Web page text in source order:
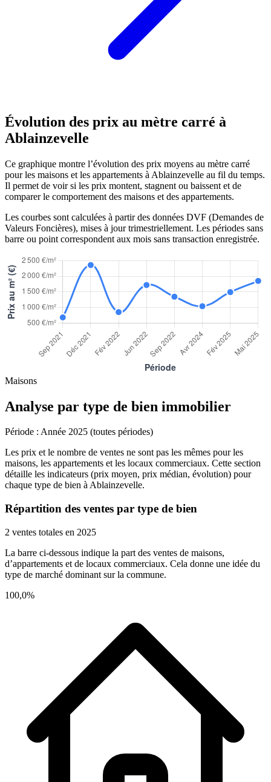
Évolution des prix au mètre carré à
Ablainzevelle
Ce graphique montre l’évolution des prix moyens au mètre carré
pour les maisons et les appartements à Ablainzevelle au fil du temps.
Il permet de voir si les prix montent, stagnent ou baissent et de
comparer le comportement des maisons et des appartements.
Les courbes sont calculées à partir des données DVF (Demandes de
Valeurs Foncières), mises à jour trimestriellement. Les périodes sans
barre ou point correspondent aux mois sans transaction enregistrée.
Maisons
Analyse par type de bien immobilier
Période : Année 2025 (toutes périodes)
Les prix et le nombre de ventes ne sont pas les mêmes pour les
maisons, les appartements et les locaux commerciaux. Cette section
détaille les indicateurs (prix moyen, prix médian, évolution) pour
chaque type de bien à Ablainzevelle.
Répartition des ventes par type de bien
2 ventes totales en 2025
La barre ci-dessous indique la part des ventes de maisons,
d’appartements et de locaux commerciaux. Cela donne une idée du
type de marché dominant sur la commune.
100,0%